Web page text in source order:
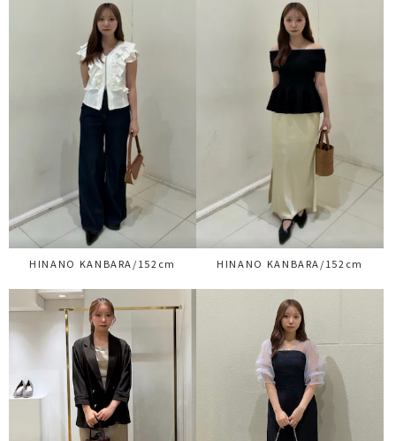
HINANO KANBARA/152cm HINANO KANBARA/152cm